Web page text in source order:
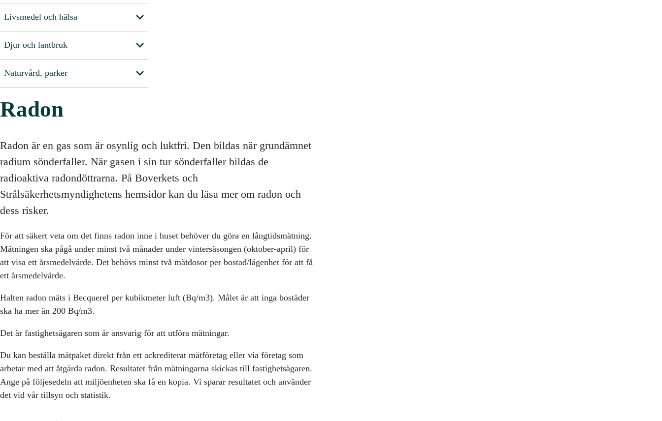
Livsmedel och hälsa
Djur och lantbruk
Naturvård, parker
Radon
Radon är en gas som är osynlig och luktfri. Den bildas när grundämnet
radium sönderfaller. När gasen i sin tur sönderfaller bildas de
radioaktiva radondöttrarna. På Boverkets och
Strålsäkerhetsmyndighetens hemsidor kan du läsa mer om radon och
dess risker.
För att säkert veta om det finns radon inne i huset behöver du göra en långtidsmätning.
Mätningen ska pågå under minst två månader under vintersäsongen (oktober-april) för
att visa ett årsmedelvärde. Det behövs minst två mätdosor per bostad/lägenhet för att få
ett årsmedelvärde.
Halten radon mäts i Becquerel per kubikmeter luft (Bq/m3). Målet är att inga bostäder
ska ha mer än 200 Bq/m3.
Det är fastighetsägaren som är ansvarig för att utföra mätningar.
Du kan beställa mätpaket direkt från ett ackrediterat mätföretag eller via företag som
arbetar med att åtgärda radon. Resultatet från mätningarna skickas till fastighetsägaren.
Ange på följesedeln att miljöenheten ska få en kopia. Vi sparar resultatet och använder
det vid vår tillsyn och statistik.